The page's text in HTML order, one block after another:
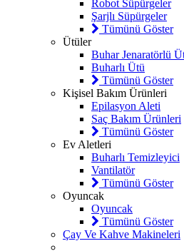
Robot Süpürgeler
Şarjlı Süpürgeler
Tümünü Göster
Ütüler
Buhar Jenaratörlü
Buharlı Ütü
Tümünü Göster
Kişisel Bakım Ürünleri
Epilasyon Aleti
Saç Bakım Ürünleri
Tümünü Göster
Ev Aletleri
Buharlı Temizleyici
Vantilatör
Tümünü Göster
Oyuncak
Oyuncak
Tümünü Göster
Çay Ve Kahve Makineleri